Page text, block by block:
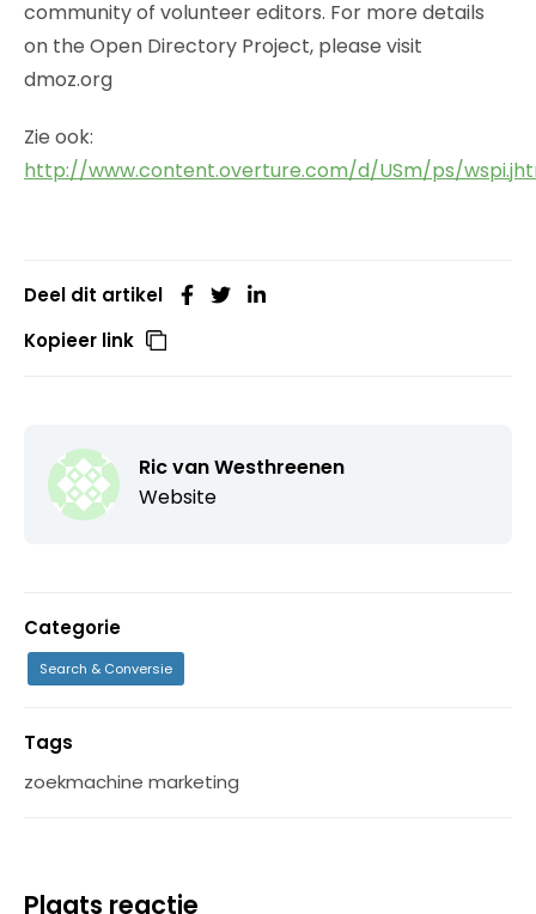
community of volunteer editors. For more details
on the Open Directory Project, please visit
dmoz.org
Zie ook:
http://www.content.overture.com/d/USm/ps/
Deel dit artikel
Kopieer link
Ric van Westhreenen
Website
Categorie
Search & Conversie
Tags
zoekmachine marketing
Plaats reactie